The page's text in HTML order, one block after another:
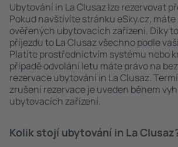
Ubytování in La Clusaz lze rezervovat
Pokud navštívíte stránku eSky.cz, máte
ověřených ubytovacích zařízení. Díky
příjezdu to La Clusaz všechno podle
Platíte prostřednictvím systému nebo
případě odvolání letu máte právo na
rezervace ubytování in La Clusaz.
zrušení rezervace je uveden během
ubytovacích zařízení.
Kolik stojí ubytování in La